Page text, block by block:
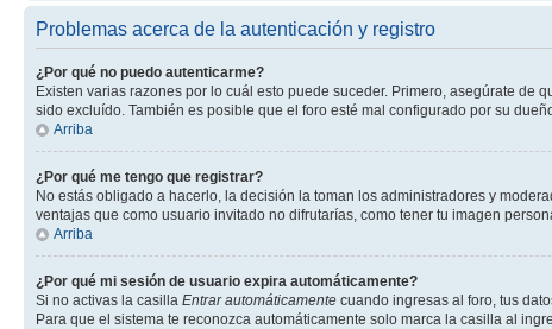
Problemas acerca de la autenticación y registro
¿Por qué no puedo autenticarme?
Existen varias razones por lo cuál esto puede suceder. Primero, asegúrate de
sido excluído. También es posible que el foro esté mal configurado por su
Arriba
¿Por qué me tengo que registrar?
No estás obligado a hacerlo, la decisión la toman los administradores y
ventajas que como usuario invitado no difrutarías, como tener tu imagen
Arriba
¿Por qué mi sesión de usuario expira automáticamente?
Si no activas la casilla Entrar automáticamente cuando ingresas al foro, tus
Para que el sistema te reconozca automáticamente solo marca la casilla al